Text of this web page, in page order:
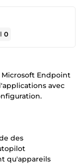
0
Endpoint
avec
des
qu'appareils